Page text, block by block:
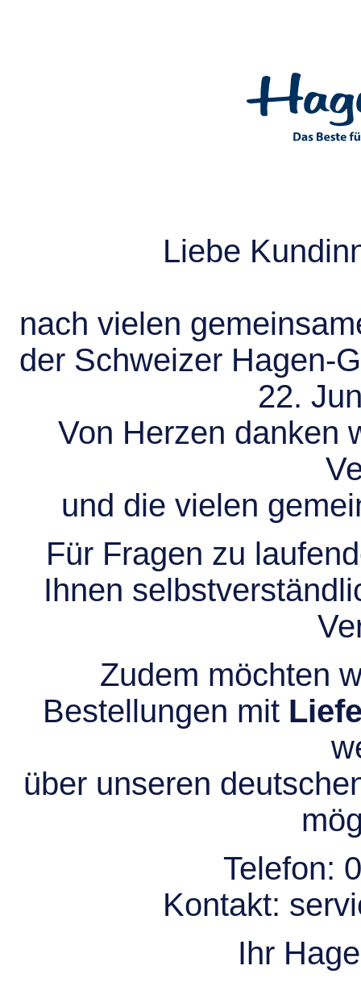
Liebe
nach vielen
der Schweizer Hagen-
22.
Von Herzen danken
und die vielen
Für Fragen zu
Ihnen
Zudem möchten
Bestellungen mit
über unseren
Telefon:
Kontakt:
Ihr